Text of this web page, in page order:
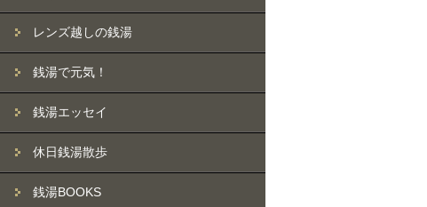
レンズ越しの銭湯
銭湯で元気！
銭湯エッセイ
休日銭湯散歩
銭湯BOOKS